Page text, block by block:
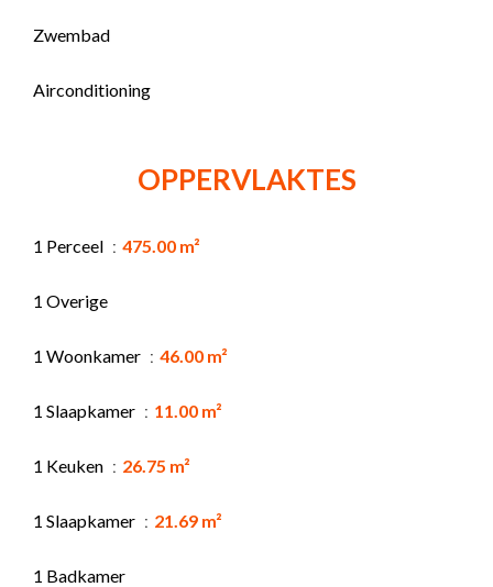
Zwembad
Airconditioning
OPPERVLAKTES
1 Perceel 475.00 m²
1 Overige
1 Woonkamer 46.00 m²
1 Slaapkamer 11.00 m²
1 Keuken 26.75 m²
1 Slaapkamer 21.69 m²
1 Badkamer